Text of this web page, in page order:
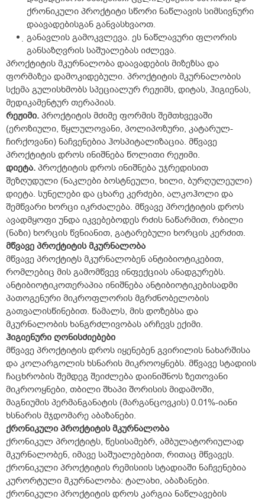
ქრონიკული პროქტიტი სწორი ნაწლავის სიმსივნური
დაავადებისგან განვასხვაოთ.
განავლის გამოკვლევა. ეს ნაწლავური ფლორის
განსაზღვრის საშუალებას იძლევა.
პროქტიტის მკურნალობა დაავადების მიზეზსა და
ფორმაზეა დამოკიდებული. პროქტიტის მკურნალობის
სქემა გულისხმობს სპეციალურ რეჟიმს, დიტას, ჰიგიენას,
მედიკამენტურ თერაპიას.
რეჟიმი. პროქტიტის მძიმე ფორმის შემთხვევაში
(ეროზიული, წყლულოვანი, პოლიპოზური, კატარულ-
ჩირქოვანი) ნაჩვენებია ჰოსპიტალიზაცია. მწვავე
პროქტიტის დროს ინიშნება წოლითი რეჟიმი.
დიეტა. პროქტიტის დროს ინიშნება უჯრედისით
შეზღუდული (ნაკლები ბოსტნეული, ხილი, ბურღულეული)
დიეტა. სუნელები და ცხარე კერძები, ალკოჰოლი და
შემწვარი ხორცი იკრძალება. მწვავე პროქტიტის დროს
ავადმყოფი უნდა იკვებებოდეს რძის ნაწარმით, რბილი
(ნაზი) ხორცის წვნიანით, გატარებული ხორცის კერძით.
მწვავე პროქტიტის მკურნალობა
მწვავე პროქტიტს მკურნალობენ ანტიბიოტიკებით,
რომლებიც მის გამომწვევ ინფექციას ანადგურებს.
ანტიბიოტიკოთერაპია ინიშნება ანტიბიოტიკებისადმი
პათოგენური მიკროფლორის მგრძნობელობის
გათვალისწინებით. წამალს, მის დოზებსა და
მკურნალობის ხანგრძლივობას არჩევს ექიმი.
ჰიგიენური ღონისძიებები
მწვავე პროქტიტის დროს იყენებენ გვირილის ნახარშისა
და კოლარგოლის ხსნარის მიკროოყნებს. მწვავე სტადიის
ჩაცხრობის შემდეგ შეიძლება დაინიშნოს ზეთოვანი
მიკროოყნები, თბილი შხაპი შორისის მიდამოში,
მაგნიუმის პერმანგანატის (მარგანცოვკის) 0.01%-იანი
ხსნარის მჯდომარე აბაზანები.
ქრონიკული პროქტიტის მკურნალობა
ქრონიკულ პროქტიტს, წესისამებრ, ამბულატორიულად
მკურნალობენ, იმავე საშუალებებით, რითაც მწვავეს.
ქრონიკული პროქტიტის რემისიის სტადიაში ნაჩვენებია
კურორტული მკურნალობა: ტალახი, აბაზანები.
ქრონიკული პროქტიტის დროს კარგია ნაწლავების